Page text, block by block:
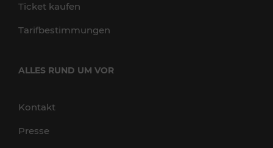
Ticket kaufen
Tarifbestimmungen
ALLES RUND UM VOR
Kontakt
Presse